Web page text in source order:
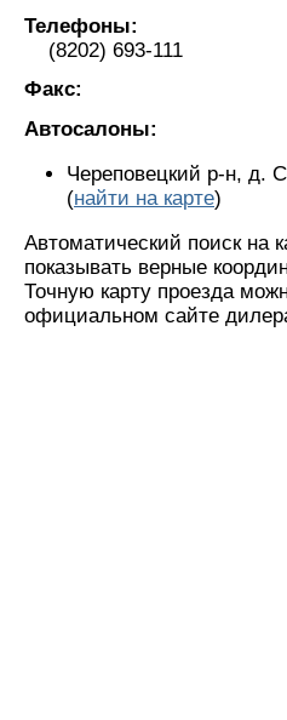
Телефоны:
(8202) 693-111
Факс:
Автосалоны:
Череповецкий р-н, д.
(найти на карте)
Автоматический поиск на
показывать верные
Точную карту проезда
официальном сайте